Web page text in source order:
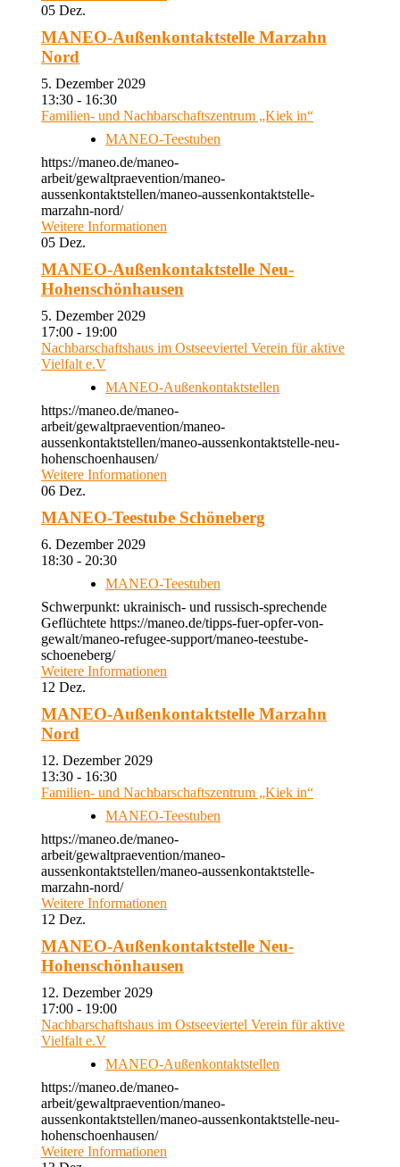
05 Dez.
MANEO-Außenkontaktstelle Marzahn
Nord
5. Dezember 2029
13:30 - 16:30
Familien- und Nachbarschaftszentrum „Kiek in“
MANEO-Teestuben
https://maneo.de/maneo-
arbeit/gewaltpraevention/maneo-
aussenkontaktstellen/maneo-aussenkontaktstelle-
marzahn-nord/
Weitere Informationen
05 Dez.
MANEO-Außenkontaktstelle Neu-
Hohenschönhausen
5. Dezember 2029
17:00 - 19:00
Nachbarschaftshaus im Ostseeviertel Verein für aktive
Vielfalt e.V
MANEO-Außenkontaktstellen
https://maneo.de/maneo-
arbeit/gewaltpraevention/maneo-
aussenkontaktstellen/maneo-aussenkontaktstelle-neu-
hohenschoenhausen/
Weitere Informationen
06 Dez.
MANEO-Teestube Schöneberg
6. Dezember 2029
18:30 - 20:30
MANEO-Teestuben
Schwerpunkt: ukrainisch- und russisch-sprechende
Geflüchtete https://maneo.de/tipps-fuer-opfer-von-
gewalt/maneo-refugee-support/maneo-teestube-
schoeneberg/
Weitere Informationen
12 Dez.
MANEO-Außenkontaktstelle Marzahn
Nord
12. Dezember 2029
13:30 - 16:30
Familien- und Nachbarschaftszentrum „Kiek in“
MANEO-Teestuben
https://maneo.de/maneo-
arbeit/gewaltpraevention/maneo-
aussenkontaktstellen/maneo-aussenkontaktstelle-
marzahn-nord/
Weitere Informationen
12 Dez.
MANEO-Außenkontaktstelle Neu-
Hohenschönhausen
12. Dezember 2029
17:00 - 19:00
Nachbarschaftshaus im Ostseeviertel Verein für aktive
Vielfalt e.V
MANEO-Außenkontaktstellen
https://maneo.de/maneo-
arbeit/gewaltpraevention/maneo-
aussenkontaktstellen/maneo-aussenkontaktstelle-neu-
hohenschoenhausen/
Weitere Informationen